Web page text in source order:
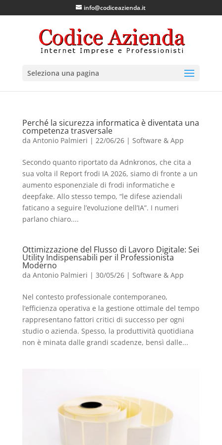
info@codiceazienda.it
Seleziona una pagina
Perché la sicurezza informatica è diventata una
competenza trasversale
da Antonio Palmieri | 22/06/26| Software & App
Secondo quanto riportato da Adnkronos, che cita a
sua volta il Report frodi IA 2026, siamo di fronte a un
aumento esponenziale di frodi informatiche e
deepfake. Allo stesso tempo, “le difese aziendali
faticano a seguire l’evoluzione dell’IA”. I numeri
parlano chiaro....
Ottimizzazione del Flusso di Lavoro Digitale: Sei
Utility Indispensabili per il Professionista
Moderno
da Antonio Palmieri | 30/05/26| Software & App
Nel contesto professionale contemporaneo,
l’efficienza operativa e la gestione ottimale del tempo
rappresentano fattori critici di successo per ogni
studio o azienda. Spesso, la produttività quotidiana
non è minata dalle grandi scadenze, bensì dalle...